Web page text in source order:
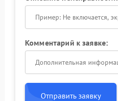
Комментарий к заявке:
Отправить заявку